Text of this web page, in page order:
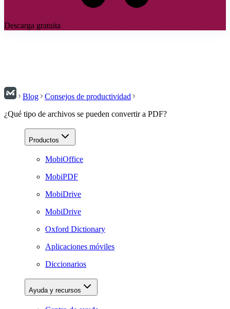
Descarga gratuita
Blog
Consejos de productividad
¿Qué tipo de archivos se pueden convertir a PDF?
Productos
MobiOffice
MobiPDF
MobiDrive
MobiDrive
Oxford Dictionary
Aplicaciones móviles
Diccionarios
Ayuda y recursos